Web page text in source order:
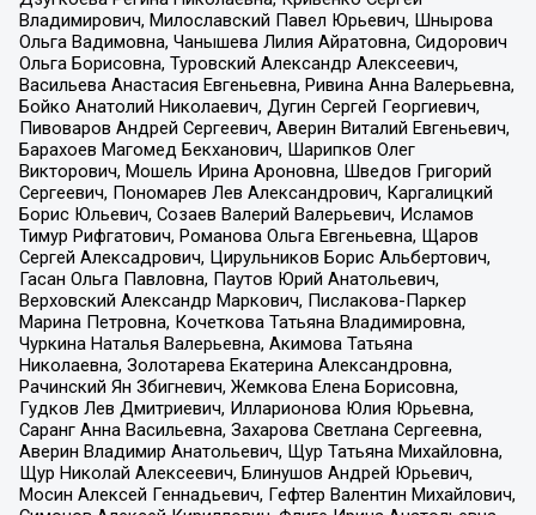
Владимирович, Милославский Павел Юрьевич, Шнырова
Ольга Вадимовна, Чанышева Лилия Айратовна, Сидорович
Ольга Борисовна, Туровский Александр Алексеевич,
Васильева Анастасия Евгеньевна, Ривина Анна Валерьевна,
Бойко Анатолий Николаевич, Дугин Сергей Георгиевич,
Пивоваров Андрей Сергеевич, Аверин Виталий Евгеньевич,
Барахоев Магомед Бекханович, Шарипков Олег
Викторович, Мошель Ирина Ароновна, Шведов Григорий
Сергеевич, Пономарев Лев Александрович, Каргалицкий
Борис Юльевич, Созаев Валерий Валерьевич, Исламов
Тимур Рифгатович, Романова Ольга Евгеньевна, Щаров
Сергей Алексадрович, Цирульников Борис Альбертович,
Гасан Ольга Павловна, Паутов Юрий Анатольевич,
Верховский Александр Маркович, Пислакова-Паркер
Марина Петровна, Кочеткова Татьяна Владимировна,
Чуркина Наталья Валерьевна, Акимова Татьяна
Николаевна, Золотарева Екатерина Александровна,
Рачинский Ян Збигневич, Жемкова Елена Борисовна,
Гудков Лев Дмитриевич, Илларионова Юлия Юрьевна,
Саранг Анна Васильевна, Захарова Светлана Сергеевна,
Аверин Владимир Анатольевич, Щур Татьяна Михайловна,
Щур Николай Алексеевич, Блинушов Андрей Юрьевич,
Мосин Алексей Геннадьевич, Гефтер Валентин Михайлович,